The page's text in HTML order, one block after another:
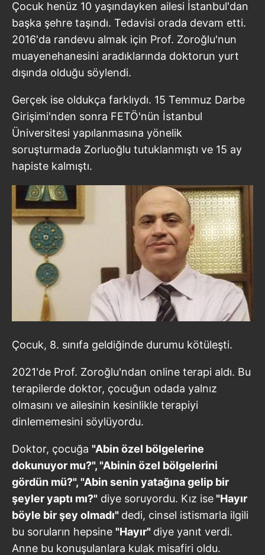
Çocuk henüz 10 yaşındayken ailesi İstanbul'dan
başka şehre taşındı. Tedavisi orada devam etti.
2016'da randevu almak için Prof. Zoroğlu'nun
muayenehanesini aradıklarında doktorun yurt
dışında olduğu söylendi.
Gerçek ise oldukça farklıydı. 15 Temmuz Darbe
Girişimi'nden sonra FETÖ'nün İstanbul
Üniversitesi yapılanmasına yönelik
soruşturmada Zorluoğlu tutuklanmıştı ve 15 ay
hapiste kalmıştı.
Çocuk, 8. sınıfa geldiğinde durumu kötüleşti.
2021'de Prof. Zoroğlu'ndan online terapi aldı. Bu
terapilerde doktor, çocuğun odada yalnız
olmasını ve ailesinin kesinlikle terapiyi
dinlememesini söylüyordu.
Doktor, çocuğa "Abin özel bölgelerine
dokunuyor mu?", "Abinin özel bölgelerini
gördün mü?", "Abin senin yatağına gelip bir
şeyler yaptı mı?" diye soruyordu. Kız ise "Hayır
böyle bir şey olmadı" dedi, cinsel istismarla ilgili
bu soruların hepsine "Hayır" diye yanıt verdi.
Anne bu konuşulanlara kulak misafiri oldu.